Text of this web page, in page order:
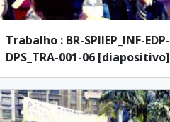
Trabalho : BR-SPIIEP_INF-EDP-
DPS_TRA-001-06 [diapositivo]